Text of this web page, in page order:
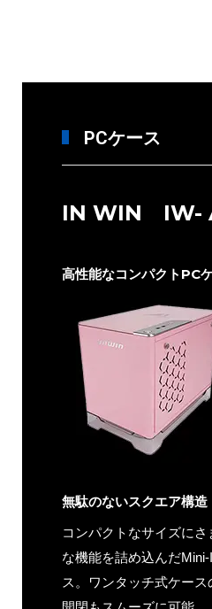
PCケース
IN WIN IW-
高性能なコンパクトPC
無駄のないスクエア構造
コンパクトなサイズにさ
な機能を詰め込んだ
ス。ワンタッチ式ケース